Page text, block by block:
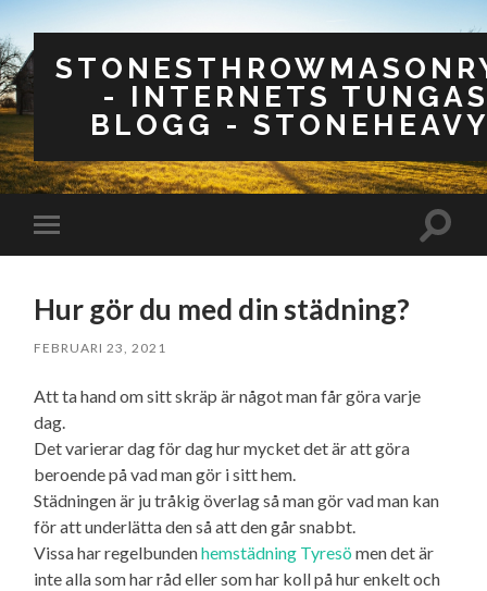
- INTERNETS
BLOGG -
på/av
Slå
Hur gör du med din städning?
FEBRUARI 23, 2021
Att ta hand om sitt skräp är något man får göra varje
dag.
Det varierar dag för dag hur mycket det är att göra
beroende på vad man gör i sitt hem.
Städningen är ju tråkig överlag så man gör vad man kan
för att underlätta den så att den går snabbt.
Vissa har regelbundenhemstädning Tyresö men det är
inte alla som har råd eller som har koll på hur enkelt och